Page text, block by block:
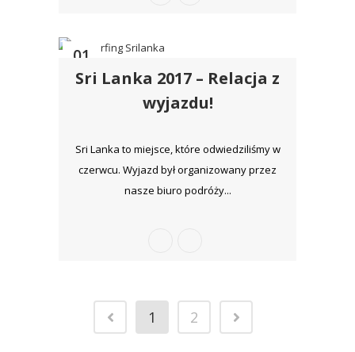
01
sty
Sri Lanka 2017 – Relacja z
wyjazdu!
Sri Lanka to miejsce, które odwiedziliśmy w
czerwcu. Wyjazd był organizowany przez
nasze biuro podróży...
1 2